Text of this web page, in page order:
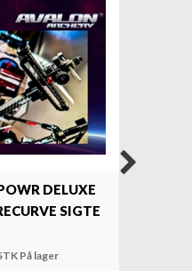
DELUXE
SIGTE
På lager